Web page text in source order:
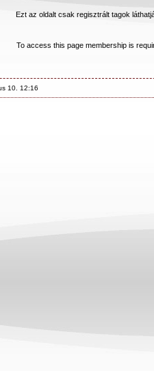
Ezt az oldalt csak regisztrált tagok
To access this page membership is
10. 12:16